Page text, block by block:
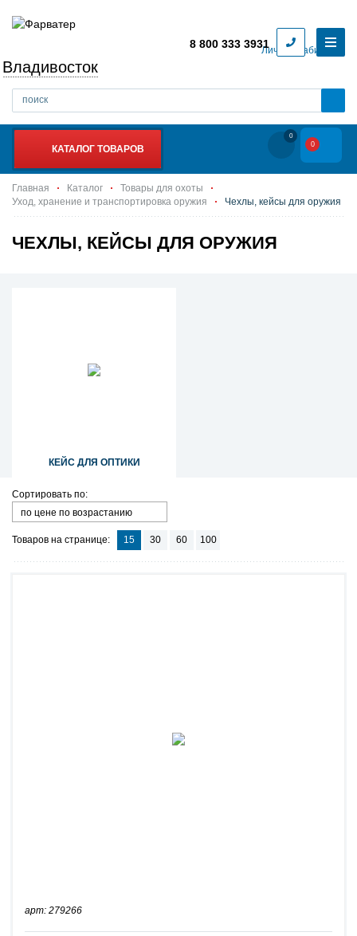
Личный кабинет
Владивосток
8 800 333 3931
КАТАЛОГ ТОВАРОВ
0
0
Главная Каталог
Товары для охоты
Уход, хранение и транспортировка оружия
Чехлы, кейсы для оружия
ЧЕХЛЫ, КЕЙСЫ ДЛЯ ОРУЖИЯ
КЕЙС ДЛЯ ОПТИКИ
Сортировать по:
по цене по возрастанию
Товаров на странице: 15 30 60 100
арт: 279266